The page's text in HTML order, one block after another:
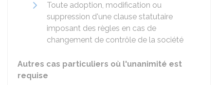
Toute adoption, modification ou
suppression d'une clause statutaire
imposant des règles en cas de
changement de contrôle de la société
Autres cas particuliers où l'unanimité est
requise